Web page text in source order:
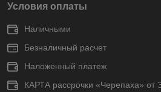
Условия оплаты
Наличными
Безналичный расчет
Наложенный платеж
КАРТА рассрочки «Черепаха» от